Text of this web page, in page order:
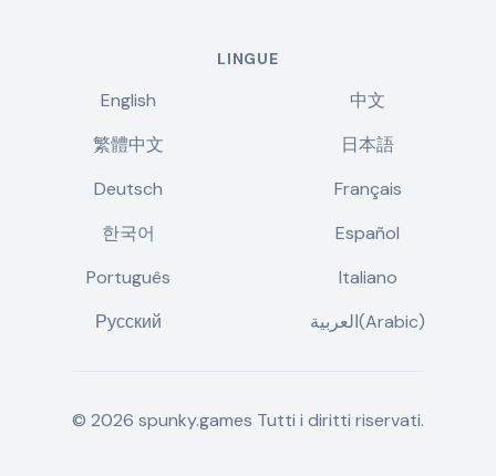
LINGUE
English
中文
繁體中文
日本語
Deutsch
Français
한국어
Español
Português
Italiano
Русский
العربية(Arabic)
© 2026 spunky.games Tutti i diritti riservati.